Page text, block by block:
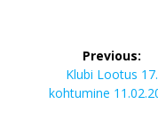
Previous:
Previous
post:
Klubi Lootus 17.
kohtumine